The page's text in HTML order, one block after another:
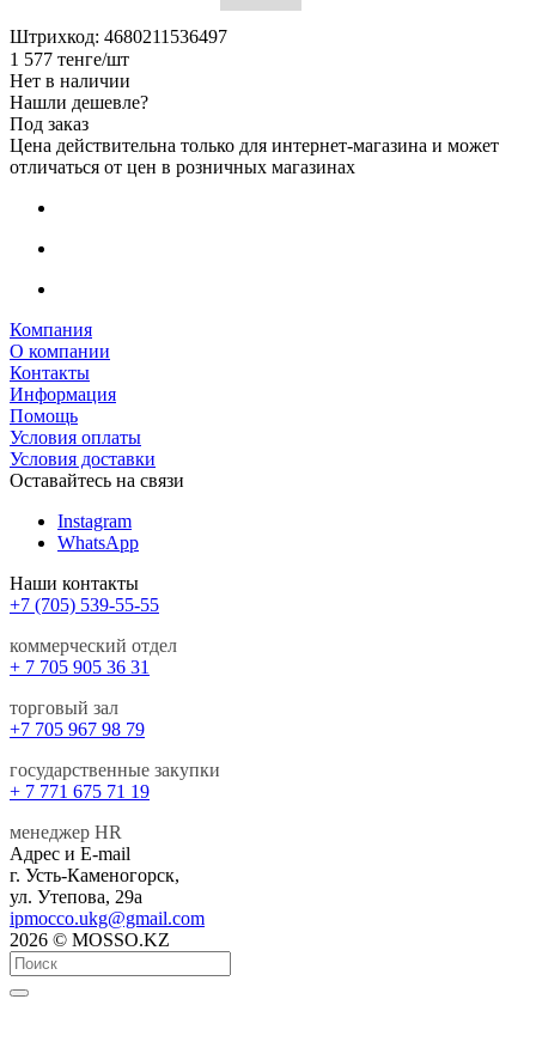
Штрихкод: 4680211536497
1 577 тенге/шт
Нет в наличии
Нашли дешевле?
Под заказ
Цена действительна только для интернет-магазина и может
отличаться от цен в розничных магазинах
Компания
О компании
Контакты
Информация
Помощь
Условия оплаты
Условия доставки
Оставайтесь на связи
Instagram
WhatsApp
Наши контакты
+7 (705) 539-55-55
коммерческий отдел
+ 7 705 905 36 31
торговый зал
+7 705 967 98 79
государственные закупки
+ 7 771 675 71 19
менеджер HR
Адрес и E-mail
г. Усть-Каменогорск,
ул. Утепова, 29а
ipmocco.ukg@gmail.com
2026 © MOSSO.KZ